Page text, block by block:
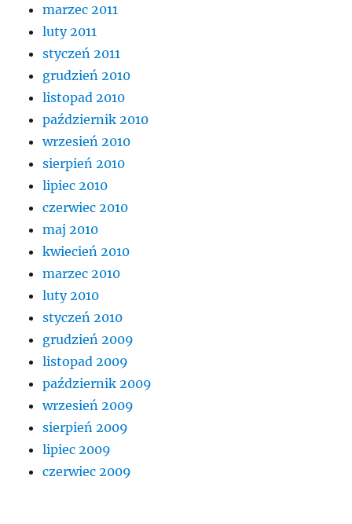
marzec 2011
luty 2011
styczeń 2011
grudzień 2010
listopad 2010
październik 2010
wrzesień 2010
sierpień 2010
lipiec 2010
czerwiec 2010
maj 2010
kwiecień 2010
marzec 2010
luty 2010
styczeń 2010
grudzień 2009
listopad 2009
październik 2009
wrzesień 2009
sierpień 2009
lipiec 2009
czerwiec 2009